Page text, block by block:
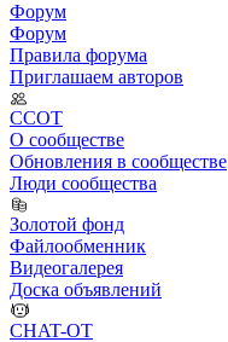
Форум
Форум
Правила форума
Приглашаем авторов
ССОТ
О сообществе
Обновления в сообществе
Люди сообщества
Золотой фонд
Файлообменник
Видеогалерея
Доска объявлений
CHAT-OT